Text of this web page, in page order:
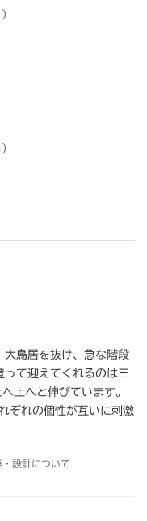
鳥居を抜け、急な階段
て迎えてくれるのは三
上へと伸びています。
ぞれの個性が互いに刺激
・設計について